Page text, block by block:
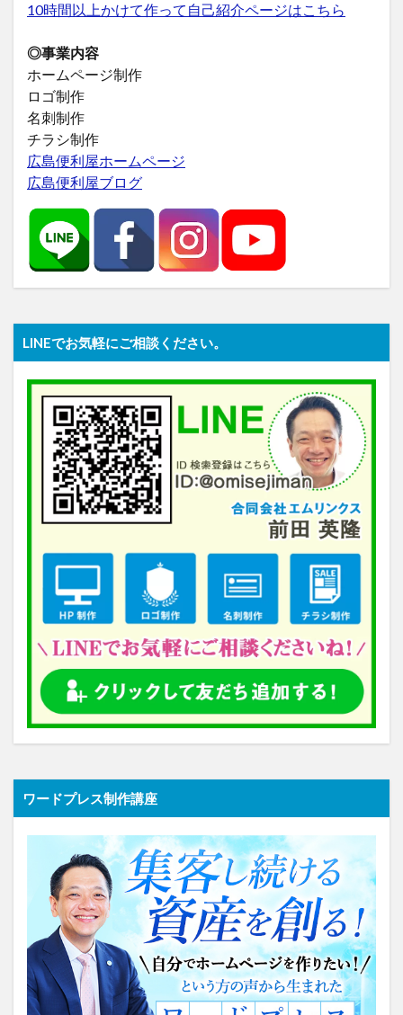
10時間以上かけて作って自己紹介ページはこちら
◎事業内容
ホームページ制作
ロゴ制作
名刺制作
チラシ制作
広島便利屋ホームページ
広島便利屋ブログ
LINEでお気軽にご相談ください。
ワードプレス制作講座